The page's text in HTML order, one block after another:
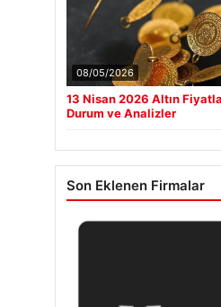
08/05/2026
13 Nisan 2026 Altın
Durum ve Analizler
Son Eklenen Firmalar